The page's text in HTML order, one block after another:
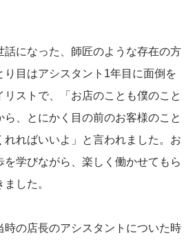
話になった、師匠のような存在の方
り目はアシスタント1年目に面倒を
リストで、「お店のことも僕のこと
ら、とにかく目の前のお客様のこと
れればいいよ」と言われました。お
を学びながら、楽しく働かせてもら
した。
時の店長のアシスタントについた時